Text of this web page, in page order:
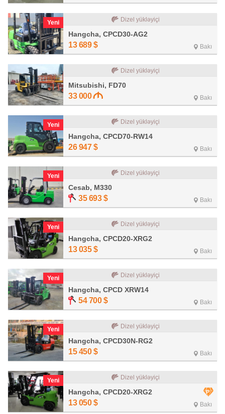
Yeni Dizel yükləyiçi
Hangcha, CPCD30-AG2
13 689 $ Bakı
Dizel yükləyiçi
Mitsubishi, FD70
33 000 Bakı
Yeni Dizel yükləyiçi
Hangcha, CPCD70-RW14
26 947 $ Bakı
Yeni Dizel yükləyiçi
Cesab, M330
35 693 $ Bakı
Yeni Dizel yükləyiçi
Hangcha, CPCD20-XRG2
13 035 $ Bakı
Yeni Dizel yükləyiçi
Hangcha, CPCD XRW14
54 700 $ Bakı
Yeni Dizel yükləyiçi
Hangcha, CPCD30N-RG2
15 450 $ Bakı
Yeni Dizel yükləyiçi
Hangcha, CPCD20-XRG2
13 050 $ Bakı